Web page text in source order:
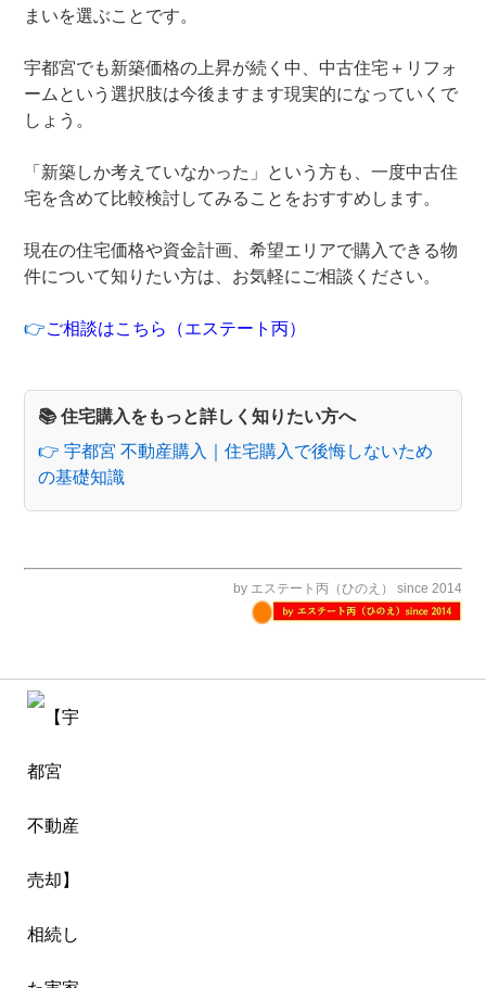
まいを選ぶことです。
宇都宮でも新築価格の上昇が続く中、中古住宅＋リフォ
ームという選択肢は今後ますます現実的になっていくで
しょう。
「新築しか考えていなかった」という方も、一度中古住
宅を含めて比較検討してみることをおすすめします。
現在の住宅価格や資金計画、希望エリアで購入できる物
件について知りたい方は、お気軽にご相談ください。
👉ご相談はこちら（エステート丙）
📚 住宅購入をもっと詳しく知りたい方へ
👉 宇都宮 不動産購入｜住宅購入で後悔しないため
の基礎知識
by エステート丙（ひのえ） since 2014